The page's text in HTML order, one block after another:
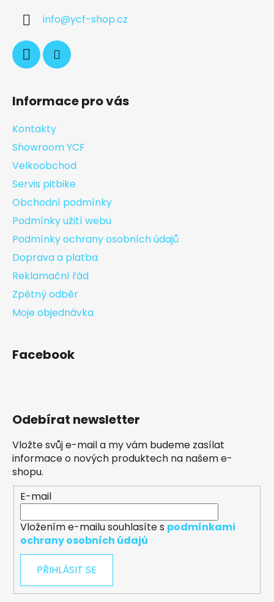
info@ycf-shop.cz
Informace pro vás
Kontakty
Showroom YCF
Velkoobchod
Servis pitbike
Obchodní podmínky
Podmínky užití webu
Podmínky ochrany osobních údajů
Doprava a platba
Reklamační řád
Zpětný odběr
Moje objednávka
Facebook
Odebírat newsletter
Vložte svůj e-mail a my vám budeme zasílat
informace o nových produktech na našem e-
shopu.
E-mail
Vložením e-mailu souhlasíte s podmínkami
ochrany osobních údajů
PŘIHLÁSIT SE